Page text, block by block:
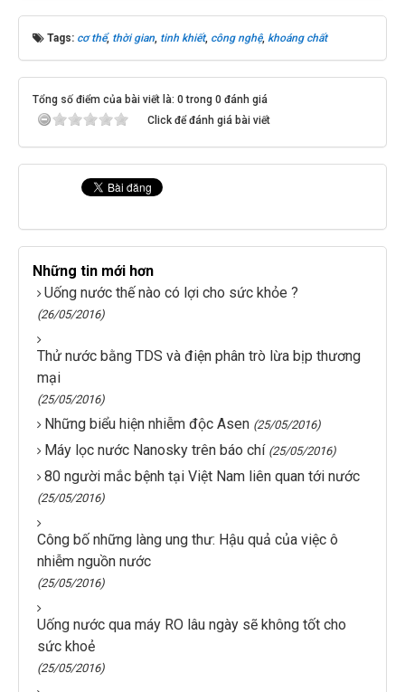
Tags: cơ thể, thời gian, tinh khiết, công nghệ, khoáng chất
Tổng số điểm của bài viết là: 0 trong 0 đánh giá
Click để đánh giá bài viết
Những tin mới hơn
Uống nước thế nào có lợi cho sức khỏe ?
(26/05/2016)
Thử nước bằng TDS và điện phân trò lừa bịp thương
mại
(25/05/2016)
Những biểu hiện nhiễm độc Asen (25/05/2016)
Máy lọc nước Nanosky trên báo chí (25/05/2016)
80 người mắc bệnh tại Việt Nam liên quan tới nước
(25/05/2016)
Công bố những làng ung thư: Hậu quả của việc ô
nhiễm nguồn nước
(25/05/2016)
Uống nước qua máy RO lâu ngày sẽ không tốt cho
sức khoẻ
(25/05/2016)